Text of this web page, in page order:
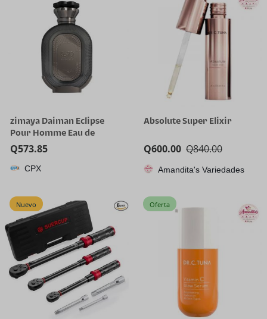
zimaya Daiman Eclipse
Pour Homme Eau de
Parfum, 100ml (3.4 oz)
Q573.85
CPX
Absolute Super Elixir
Q840.00
Q600.00
Amandita's Variedades
Nuevo Oferta